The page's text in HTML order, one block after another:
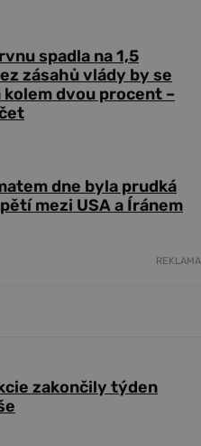
spadla na 1,5
zásahů vlády by se
dvou procent –
dne byla prudká
mezi USA a Íránem
REKLAMA
zakončily týden